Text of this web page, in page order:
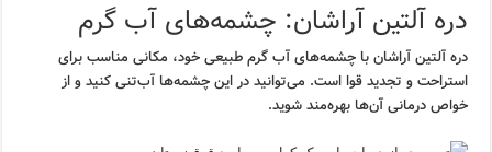
دره آلتین آراشان: چشمه‌های آب گرم
دره آلتین آراشان با چشمه‌های آب گرم طبیعی خود، مکانی مناسب برای
استراحت و تجدید قوا است. می‌توانید در این چشمه‌ها آب‌تنی کنید و از
خواص درمانی آن‌ها بهره‌مند شوید.